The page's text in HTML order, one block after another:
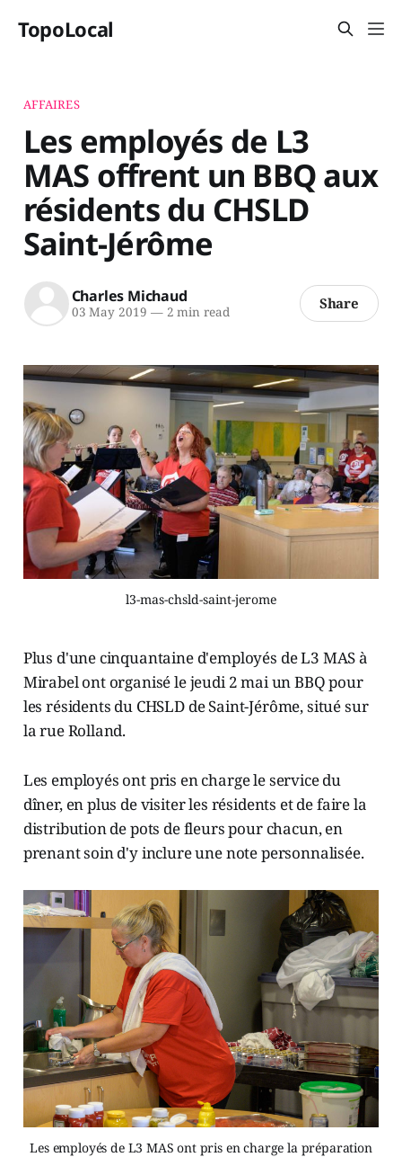
TopoLocal
AFFAIRES
Les employés de L3
MAS offrent un BBQ aux
résidents du CHSLD
Saint-Jérôme
Charles Michaud
03 May 2019 —2 min read Share
l3-mas-chsld-saint-jerome
Plus d'une cinquantaine d'employés de L3 MAS à
Mirabel ont organisé le jeudi 2 mai un BBQ pour
les résidents du CHSLD de Saint-Jérôme, situé sur
la rue Rolland.
Les employés ont pris en charge le service du
dîner, en plus de visiter les résidents et de faire la
distribution de pots de fleurs pour chacun, en
prenant soin d'y inclure une note personnalisée.
Les employés de L3 MAS ont pris en charge la préparation